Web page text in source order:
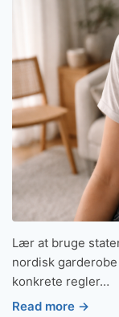
Lær at bruge
nordisk
konkrete regler…
Read more →